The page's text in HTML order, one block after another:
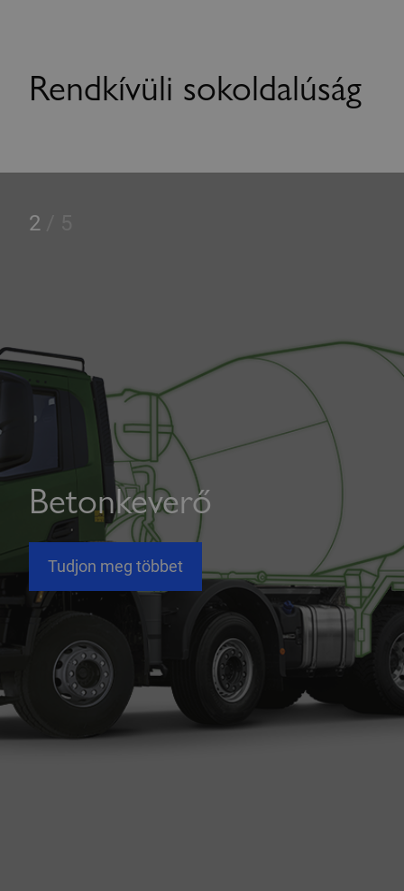
Rendkívüli sokoldalúság
Betonkeverő
Tudjon meg többet
2